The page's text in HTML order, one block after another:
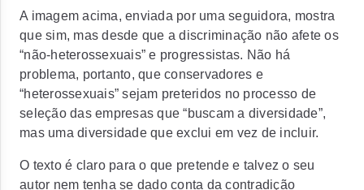
A imagem acima, enviada por uma seguidora, mostra
que sim, mas desde que a discriminação não afete os
“não-heterossexuais” e progressistas. Não há
problema, portanto, que conservadores e
“heterossexuais” sejam preteridos no processo de
seleção das empresas que “buscam a diversidade”,
mas uma diversidade que exclui em vez de incluir.
O texto é claro para o que pretende e talvez o seu
autor nem tenha se dado conta da contradição